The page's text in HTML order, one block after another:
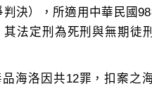
決），所適用中華民國
法定刑為死刑與無期徒
海洛因共12罪，扣案之